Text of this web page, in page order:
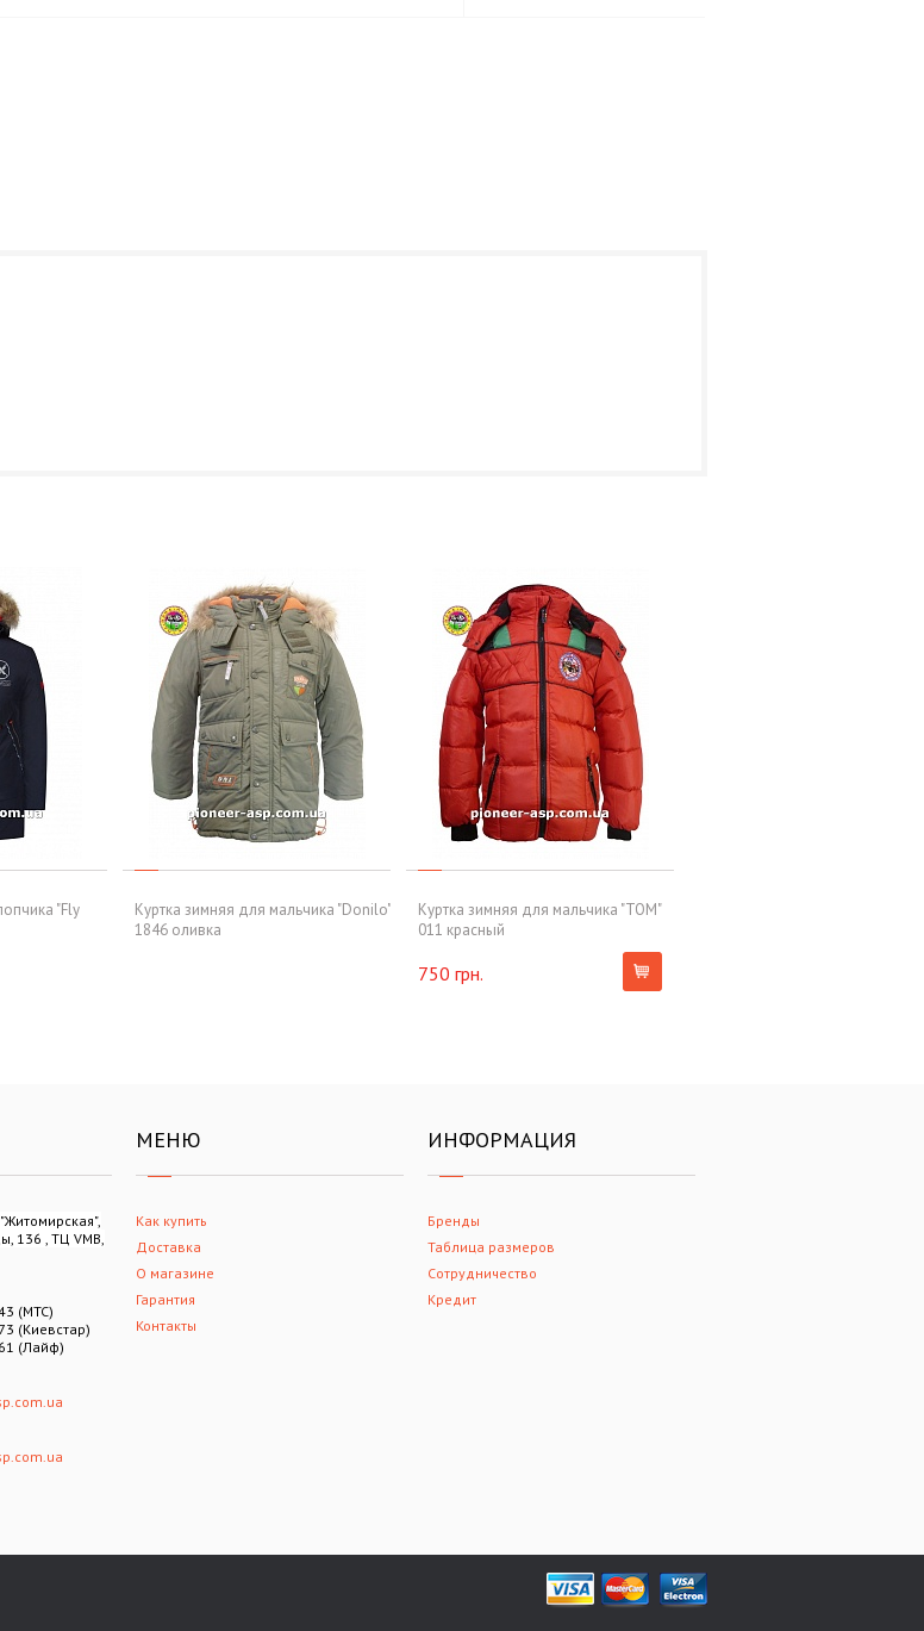
"Fly
Куртка зимняя для мальчика "Donilo"
1846 оливка
Куртка зимняя для мальчика "TOM"
011 красный
750 грн.
136 , ТЦ VMB,
(МТС)
(Киевстар)
(Лайф)
МЕНЮ
Как купить
Доставка
О магазине
Гарантия
Контакты
ИНФОРМАЦИЯ
Бренды
Таблица размеров
Сотрудничество
Кредит